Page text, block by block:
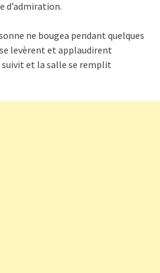
d’admiration.
ne bougea pendant quelques
levèrent et applaudirent
et la salle se remplit